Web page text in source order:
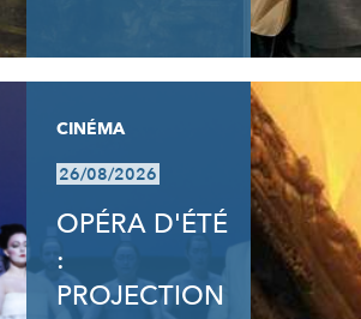
CINÉMA
26/08/2026
OPÉRA D'ÉTÉ
:
PROJECTION